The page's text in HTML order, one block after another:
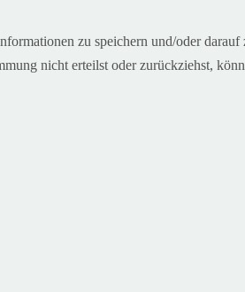
zu speichern und/oder
nicht erteilst oder zurückziehst,